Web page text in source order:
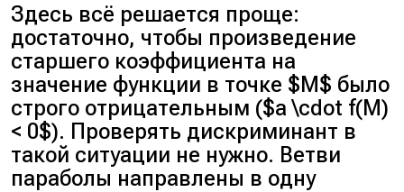
Здесь всё решается проще:
достаточно, чтобы произведение
старшего коэффициента на
значение функции в точке $M$ было
строго отрицательным ($a \cdot f(M)
< 0$). Проверять дискриминант в
такой ситуации не нужно. Ветви
параболы направлены в одну